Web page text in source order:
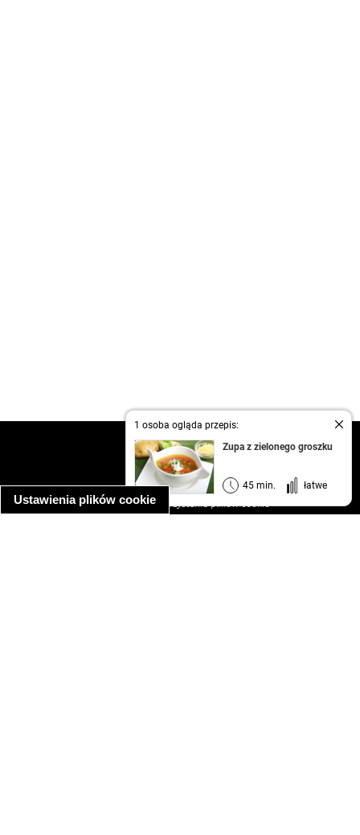
Ustawienia plików cookie
1 osoba ogląda przepis:
Zupa z zielonego groszku
45 min. łatwe
kontakt
regulamin
informacja o prywatności
informacja o wykorzystaniu plików cookie